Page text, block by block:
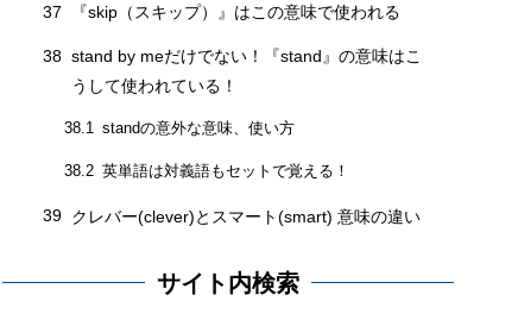
37 『skip（スキップ）』はこの意味で使われる
38 stand by meだけでない！『stand』の意味はこ
うして使われている！
38.1 standの意外な意味、使い方
38.2 英単語は対義語もセットで覚える！
39 クレバー(clever)とスマート(smart) 意味の違い
サイト内検索